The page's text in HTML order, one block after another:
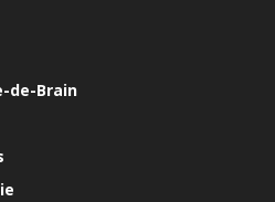
de-Brain